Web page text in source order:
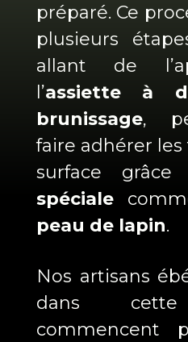
préparé. Ce
plusieurs
allant de
l’assiette à
brunissage,
faire adhérer les
surface
spéciale
peau de lapin.
Nos artisans
dans cette
commencent